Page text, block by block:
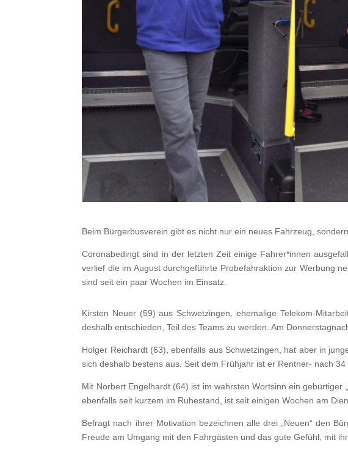
Beim Bürgerbusverein gibt es nicht nur ein neues Fahrzeug,
Coronabedingt sind in der letzten Zeit einige Fahrer*innen
verlief die im August durchgeführte Probefahraktion zur Werbung
sind seit ein paar Wochen im Einsatz.
Kirsten Neuer (59) aus Schwetzingen, ehemalige Telekom-
deshalb entschieden, Teil des Teams zu werden. Am
Holger Reichardt (63), ebenfalls aus Schwetzingen, hat aber in
sich deshalb bestens aus. Seit dem Frühjahr ist er Rentner- nach
Mit Norbert Engelhardt (64) ist im wahrsten Wortsinn ein gebürtiger
ebenfalls seit kurzem im Ruhestand, ist seit einigen Wochen am
Befragt nach ihrer Motivation bezeichnen alle drei „Neuen“ den
Freude am Umgang mit den Fahrgästen und das gute Gefühl, mit